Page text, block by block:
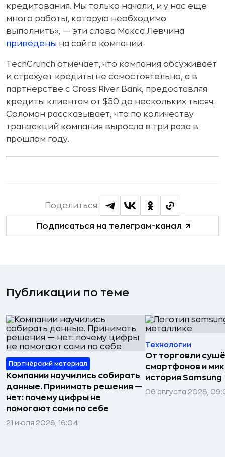
кредитования. Мы только начали, и у нас еще
много работы, которую необходимо
выполнить», — эти слова Макса Левчина
приведены на сайте компании.
TechCrunch отмечает, что компания обсуживает
и страхует кредиты не самостоятельно, а в
партнерстве с Cross River Bank, предоставляя
кредиты клиентам от $50 до нескольких тысяч.
Соломон рассказывает, что по количеству
транзакций компания выросла в три раза в
прошлом году.
Подписаться на телеграм-канал
Поделиться:
Публикации по теме
Партнёрский материал
Компании научились собирать
данные. Принимать решения —
нет: почему цифры не
помогают сами по себе
21 июля 2026, 16:04
Технологии
От торговли
смартфонов и
история Samsung
06 августа 2026,